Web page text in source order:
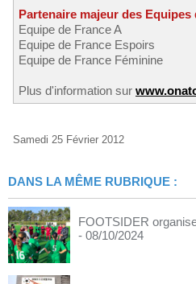
Partenaire majeur des Equipes
Equipe de France A
Equipe de France Espoirs
Equipe de France Féminine
Plus d'information sur
Samedi 25 Février 2012
DANS LA MÊME RUBRIQUE :
FOOTSIDER
- 08/10/2024